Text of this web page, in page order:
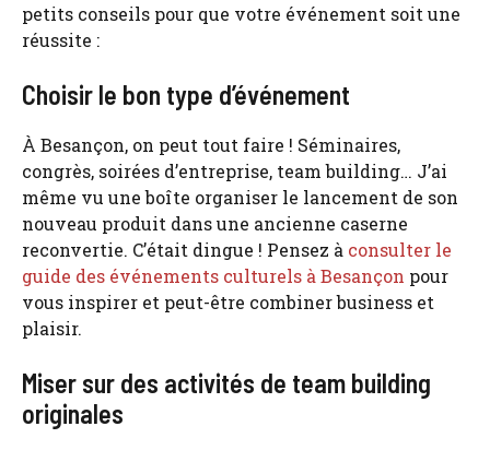
petits conseils pour que votre événement soit une
réussite :
Choisir le bon type d’événement
À Besançon, on peut tout faire ! Séminaires,
congrès, soirées d’entreprise, team building… J’ai
même vu une boîte organiser le lancement de son
nouveau produit dans une ancienne caserne
reconvertie. C’était dingue ! Pensez à consulter le
guide des événements culturels à Besançon pour
vous inspirer et peut-être combiner business et
plaisir.
Miser sur des activités de team building
originales